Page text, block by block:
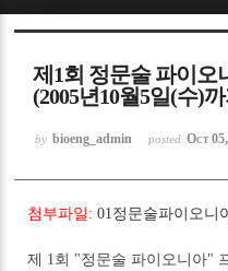
제1회 정문술 파이오
(2005년10월5일(수)
by bioeng_admin posted Oct
첨부파일:01정문술파이오니
제 1회 "정문술 파이오니아"
Sketchbook5,